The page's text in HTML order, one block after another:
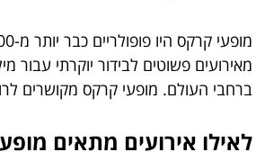
מאירועים פשוטים לבידור יוקרתי עבור
ברחבי העולם. מופעי קרקס מקושרים
לאילו אירועים מתאים